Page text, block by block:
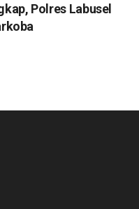
Polres Labusel